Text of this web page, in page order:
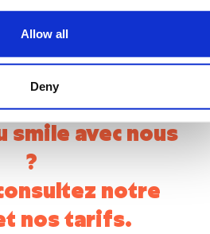
Allow all
Deny
vous
?
vous voulez
smile avec nous
?
notre
nos tarifs.